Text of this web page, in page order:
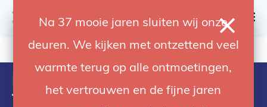
Na 37 mooie jaren sluiten wij onze
deuren. We kijken met ontzettend veel
warmte terug op alle ontmoetingen,
het vertrouwen en de fijne jaren
4.92 / 5 op trusted shops
Producten getagd met butterfly
frame